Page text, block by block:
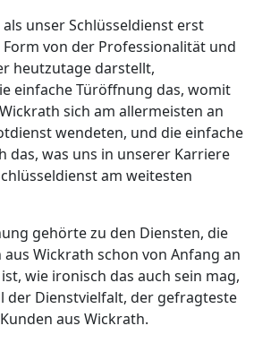
unser Schlüsseldienst erst
von der Professionalität und
heutzutage darstellt,
einfache Türöffnung das, womit
sich am allermeisten an
wendeten, und die einfache
das, was uns in unserer Karriere
am weitesten
gehörte zu den Diensten, die
Wickrath schon von Anfang an
wie ironisch das auch sein mag,
der Dienstvielfalt, der gefragteste
aus Wickrath.